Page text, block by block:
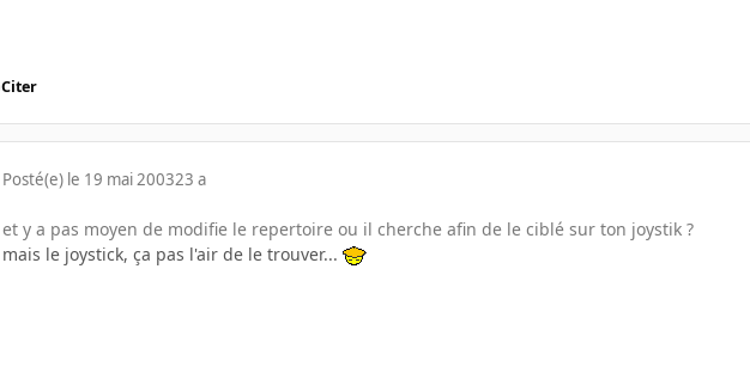
Citer
Posté(e) le 19 mai 200323 a
et y a pas moyen de modifie le repertoire ou il cherche afin de le ciblé sur ton joystik ?
mais le joystick, ça pas l'air de le trouver...